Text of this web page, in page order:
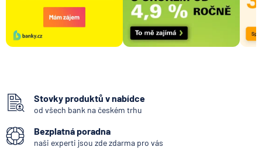
Stovky produktů v nabídce
od všech bank na českém trhu
Bezplatná poradna
naši experti jsou zde zdarma pro vás